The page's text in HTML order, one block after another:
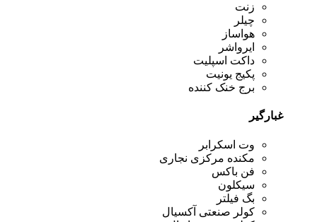
زنت
چیلر
هواساز
ایرواشر
داکت اسپلیت
پکیج یونیت
برج خنک کننده
غبارگیر
وت اسکرابر
مکنده مرکزی نجاری
فن باکس
سیکلون
بگ فیلتر
کولر صنعتی آکسیال